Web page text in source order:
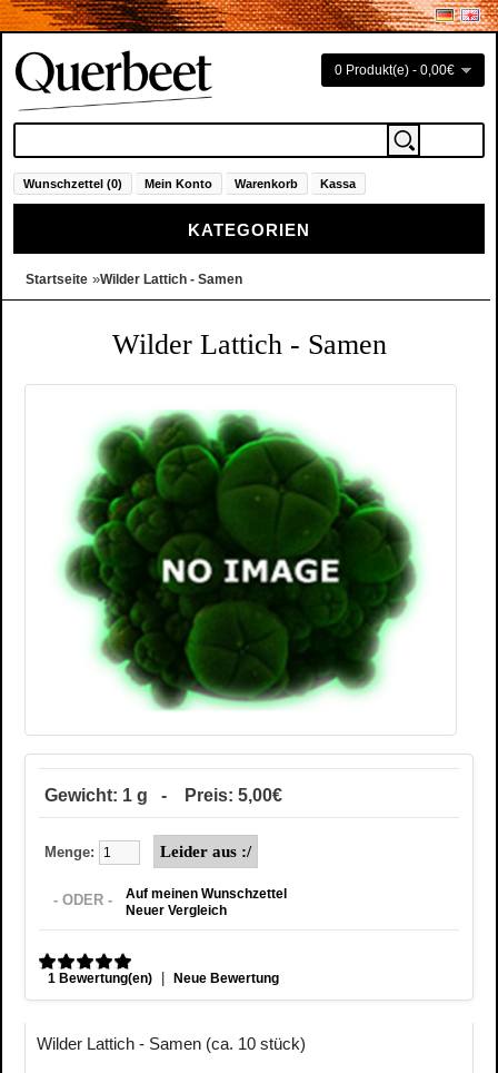
0 Produkt(e) - 0,00€
Wunschzettel (0) Mein Konto Warenkorb Kassa
KATEGORIEN
Startseite »Wilder Lattich - Samen
Wilder Lattich - Samen
Gewicht: 1 g - Preis: 5,00€
Menge:
- ODER -
Auf meinen Wunschzettel
Neuer Vergleich
1 Bewertung(en) | Neue Bewertung
Wilder Lattich - Samen (ca. 10 stück)